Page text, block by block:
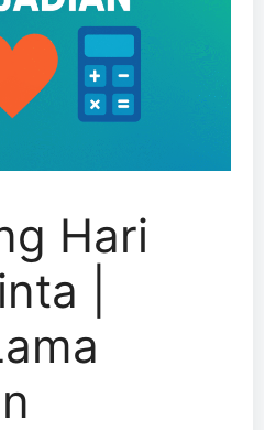
Hari
|